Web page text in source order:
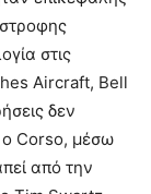
στις
Aircraft, Bell
δεν
ο Corso, μέσω
από την